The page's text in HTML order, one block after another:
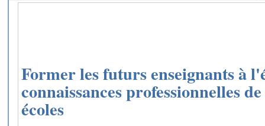
Former les futurs enseignants à
connaissances professionnelles
écoles